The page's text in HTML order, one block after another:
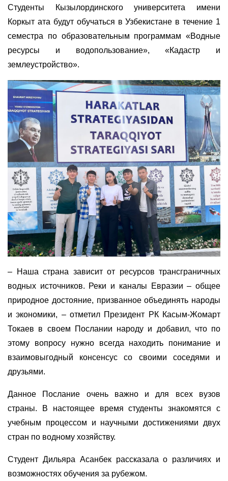
Студенты Кызылординского университета имени
Коркыт ата будут обучаться в Узбекистане в течение 1
семестра по образовательным программам «Водные
ресурсы и водопользование», «Кадастр и
землеустройство».
– Наша страна зависит от ресурсов трансграничных
водных источников. Реки и каналы Евразии – общее
природное достояние, призванное объединять народы
и экономики, – отметил Президент РК Касым-Жомарт
Токаев в своем Послании народу и добавил, что по
этому вопросу нужно всегда находить понимание и
взаимовыгодный консенсус со своими соседями и
друзьями.
Данное Послание очень важно и для всех вузов
страны. В настоящее время студенты знакомятся с
учебным процессом и научными достижениями двух
стран по водному хозяйству.
Студент Дильяра Асанбек рассказала о различиях и
возможностях обучения за рубежом.